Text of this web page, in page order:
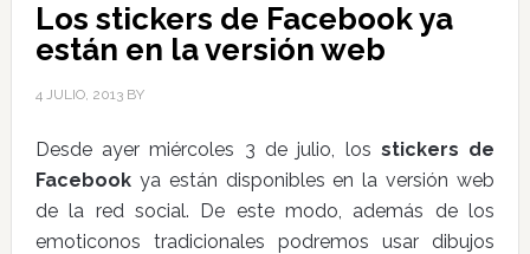
Los stickers de Facebook ya
están en la versión web
4 JULIO, 2013BY
Desde ayer miércoles 3 de julio, los stickers de
Facebookya están disponibles en la versión web
de la red social. De este modo, además de los
emoticonos tradicionales podremos usar dibujos